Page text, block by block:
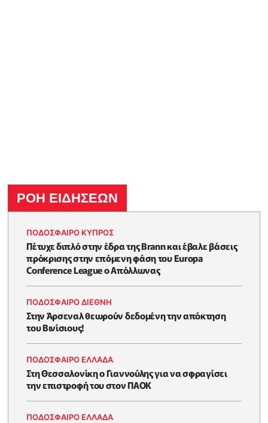
ΡΟΗ ΕΙΔΗΣΕΩΝ
ΠΟΔΟΣΦΑΙΡΟ ΚΥΠΡΟΣ
Πέτυχε διπλό στην έδρα της Brann και έβαλε βάσεις
πρόκρισης στην επόμενη φάση του Europa
Conference League ο Απόλλωνας
ΠΟΔΟΣΦΑΙΡΟ ΔΙΕΘΝΗ
Στην Άρσεναλ θεωρούν δεδομένη την απόκτηση
του Βινίσιους!
ΠΟΔΟΣΦΑΙΡΟ ΕΛΛΑΔΑ
Στη Θεσσαλονίκη ο Γιαννούλης για να σφραγίσει
την επιστροφή του στον ΠΑΟΚ
ΠΟΔΟΣΦΑΙΡΟ ΕΛΛΑΔΑ